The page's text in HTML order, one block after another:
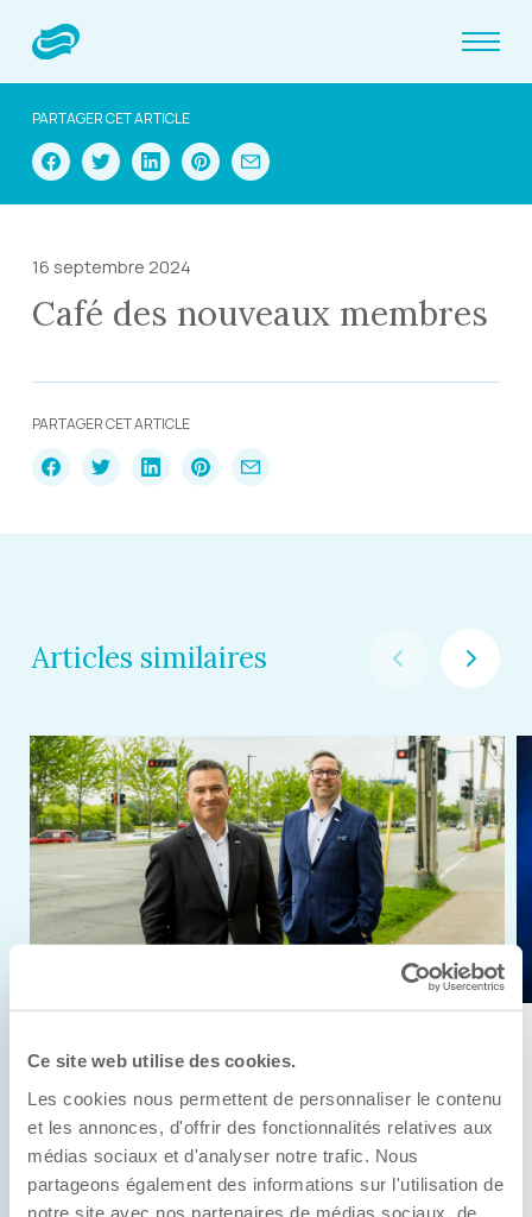
Ce site web utilise des cookies.
Les cookies nous permettent de personnaliser le contenu
et les annonces, d'offrir des fonctionnalités relatives aux
médias sociaux et d'analyser notre trafic. Nous
partageons également des informations sur l'utilisation de
notre site avec nos partenaires de médias sociaux, de
PARTAGER CET ARTICLE
16 septembre 2024
Café des nouveaux membres
PARTAGER CET ARTICLE
Articles similaires
Anick Métivier devient le nouveau
président de la CCI3R
C’est lors de son assemblée générale annuelle
tenue hier que la Chambre de commerce et